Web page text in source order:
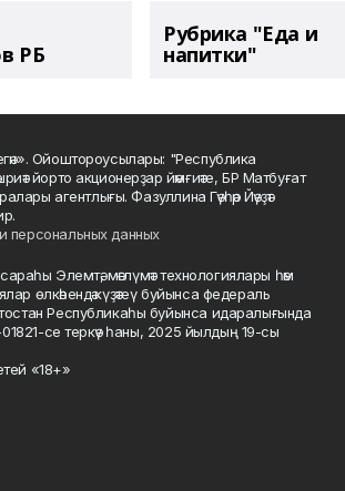
РБ
Рубрика "Еда и
напитки"
Ойоштороусылары: "Республика
йорто акционерҙар йәмғиәте, БР Матбуғат
агентлығы. Фазуллина Гәүһәр Йәүҙәт
персональных данных
сараһы Элемтә, мәғлүмәт технологиялары һәм
өлкәһендә күҙәтеү буйынса федераль
Республикаһы буйынса идаралығында
01821-се теркәү һаны, 2025 йылдың 19-сы
«18+»